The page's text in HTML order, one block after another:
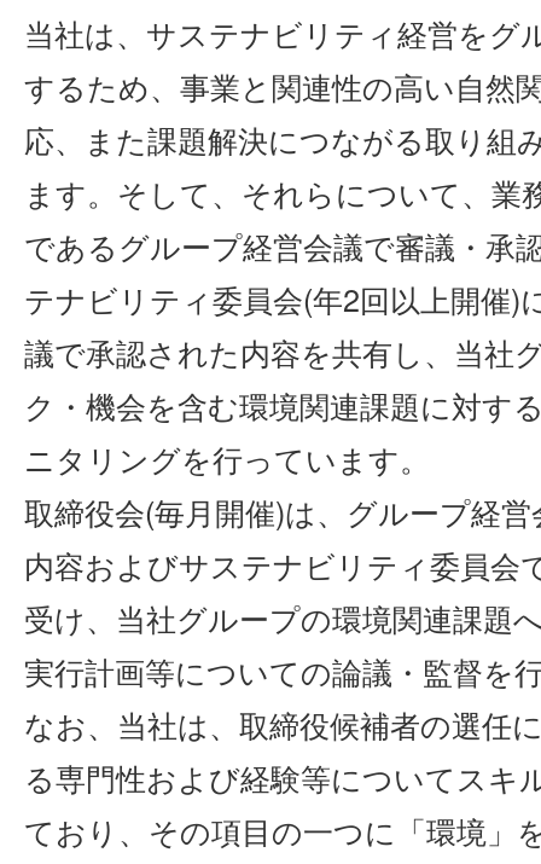
当社は、サステナビリティ経営をグ
するため、事業と関連性の高い自然
応、また課題解決につながる取り組
ます。そして、それらについて、業
であるグループ経営会議で審議・承
テナビリティ委員会(年2回以上開催)
議で承認された内容を共有し、当社
ク・機会を含む環境関連課題に対す
ニタリングを行っています。
取締役会(毎月開催)は、グループ経
内容およびサステナビリティ委員会
受け、当社グループの環境関連課題
実行計画等についての論議・監督を
なお、当社は、取締役候補者の選任
る専門性および経験等についてスキ
ており、その項目の一つに「環境」